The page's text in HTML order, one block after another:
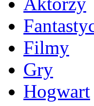
Filmy
Gry
Hogwart